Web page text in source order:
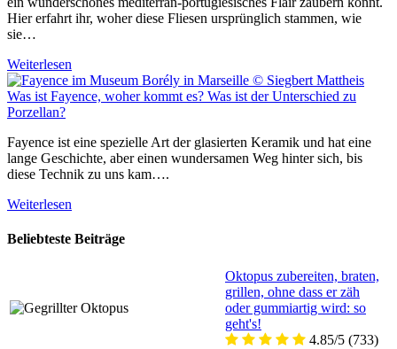
Hier erfahrt ihr, woher diese Fliesen ursprünglich stammen, wie
sie…
Weiterlesen
Was ist Fayence, woher kommt es? Was ist der Unterschied zu
Porzellan?
Fayence ist eine spezielle Art der glasierten Keramik und hat eine
lange Geschichte, aber einen wundersamen Weg hinter sich, bis
diese Technik zu uns kam….
Weiterlesen
Beliebteste Beiträge
Oktopus zubereiten, braten,
grillen, ohne dass er zäh
oder gummiartig wird: so
geht's!
4.85/5 (733)